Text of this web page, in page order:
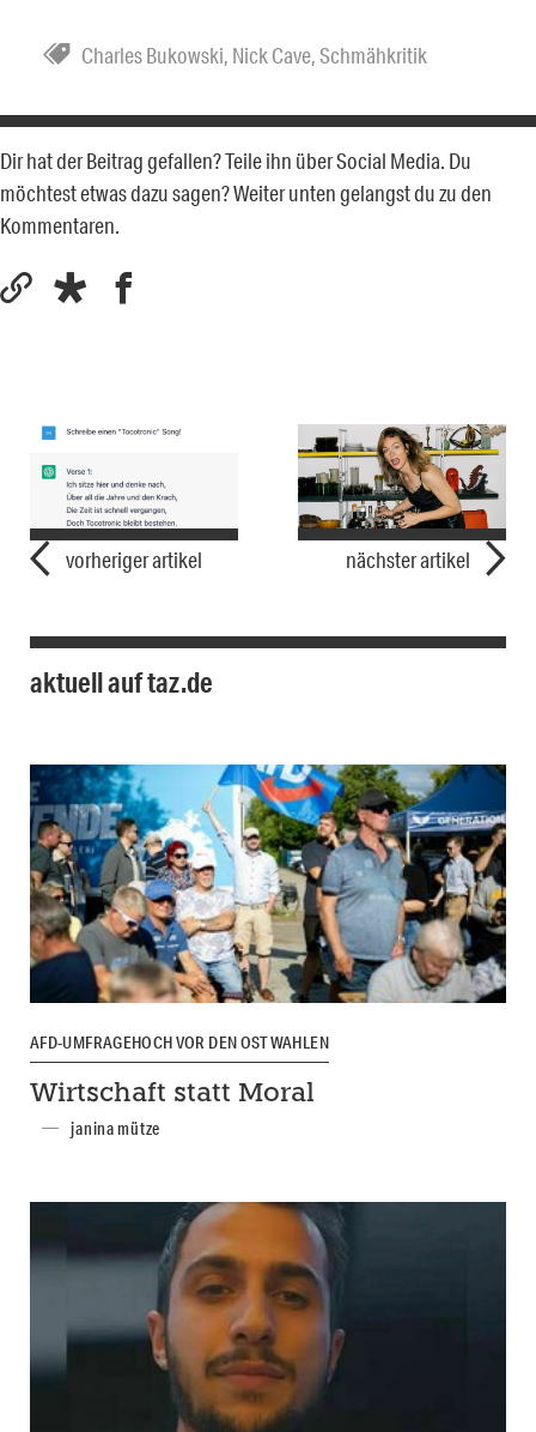
Charles Bukowski, Nick Cave,Schmähkritik
Dir hat der Beitrag gefallen? Teile ihn über Social Media. Du
möchtest etwas dazu sagen? Weiter unten gelangst du zu den
Kommentaren.
vorheriger artikel nächster artikel
aktuell auf taz.de
AFD-UMFRAGEHOCH VOR DEN OSTWAHLEN
Wirtschaft statt Moral
janina mütze